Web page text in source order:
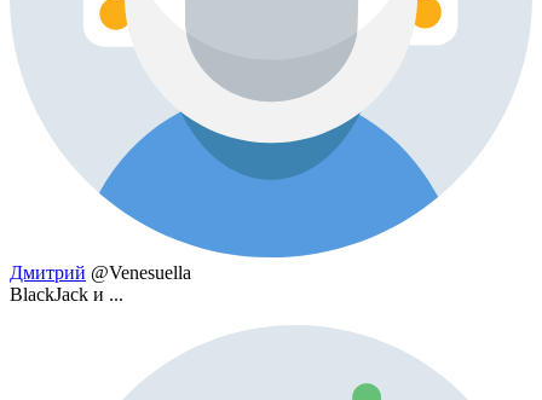
Дмитрий @Venesuella
BlackJack и ...